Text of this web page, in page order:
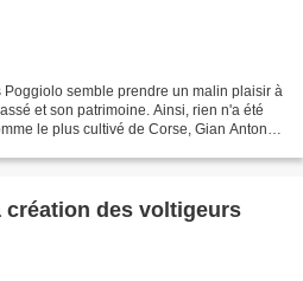
semble prendre un malin plaisir à
et son patrimoine. Ainsi, rien n'a été
le plus cultivé de Corse, Gian Antonio
création des voltigeurs